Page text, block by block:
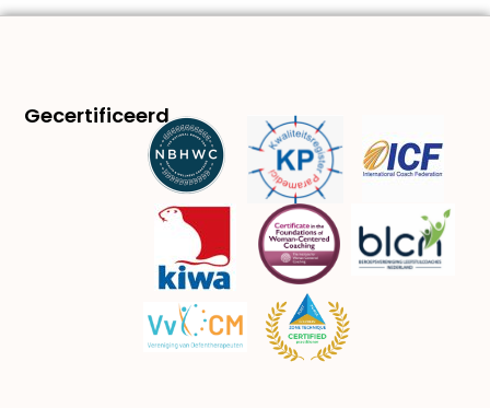
Gecertificeerd